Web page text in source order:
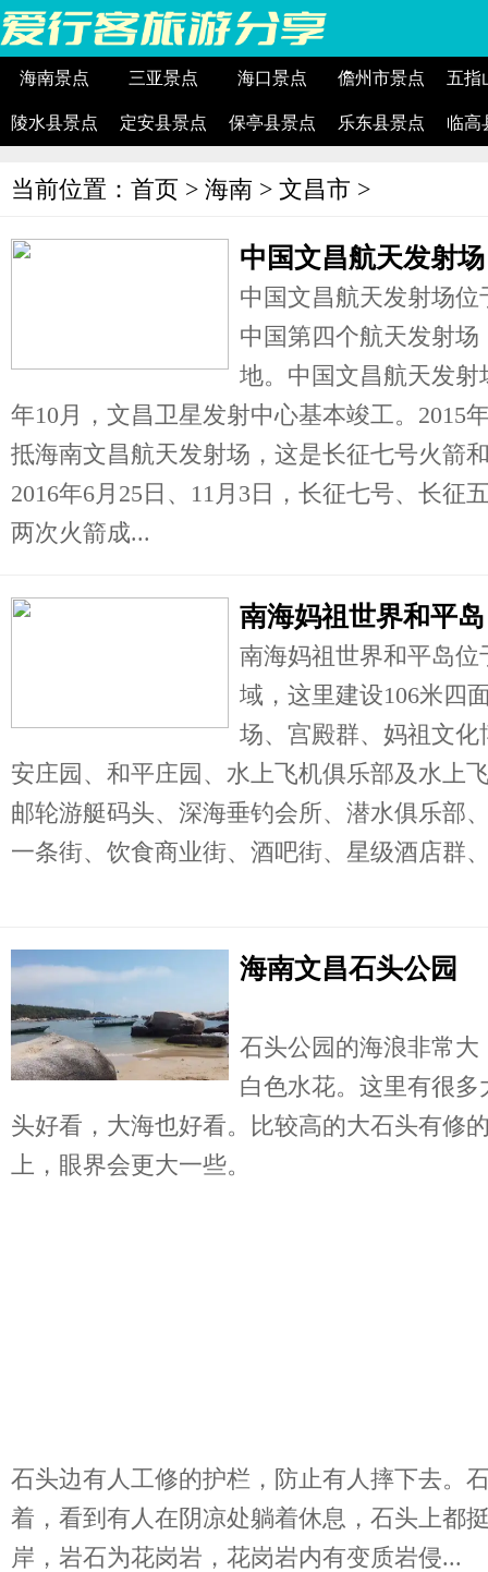
海南景点 三亚景点 海口景点 儋州市景点 五指
陵水县景点 定安县景点 保亭县景点 乐东县景点 临高
当前位置： 首页 > 海南 > 文昌市 >
中国文昌航天发射场
中国文昌航天发射场
中国第四个航天发射
地。中国文昌航天发射
年10月，文昌卫星发射中心基本竣工。2015
抵海南文昌航天发射场，这是长征七号火箭
2016年6月25日、11月3日，长征七号、长征
两次火箭成...
南海妈祖世界和平岛
南海妈祖世界和平岛
域，这里建设106米四
场、宫殿群、妈祖文
安庄园、和平庄园、水上飞机俱乐部及水上
邮轮游艇码头、深海垂钓会所、潜水俱乐部
一条街、饮食商业街、酒吧街、星级酒店群
海南文昌石头公园
石头公园的海浪非常
白色水花。这里有很
头好看，大海也好看。比较高的大石头有修
上，眼界会更大一些。
石头边有人工修的护栏，防止有人摔下去。
着，看到有人在阴凉处躺着休息，石头上都
岸，岩石为花岗岩，花岗岩内有变质岩侵...